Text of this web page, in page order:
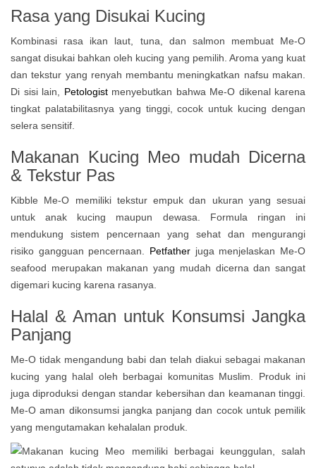
Rasa yang Disukai Kucing
Kombinasi rasa ikan laut, tuna, dan salmon membuat Me-O
sangat disukai bahkan oleh kucing yang pemilih. Aroma yang kuat
dan tekstur yang renyah membantu meningkatkan nafsu makan.
Di sisi lain,
Petologistmenyebutkan bahwa Me-O dikenal karena
tingkat palatabilitasnya yang tinggi, cocok untuk kucing dengan
selera sensitif.
Makanan Kucing Meo mudah Dicerna
& Tekstur Pas
Kibble Me-O memiliki tekstur empuk dan ukuran yang sesuai
untuk anak kucing maupun dewasa. Formula ringan ini
mendukung sistem pencernaan yang sehat dan mengurangi
risiko gangguan pencernaan. Petfather juga menjelaskan Me-O
seafood merupakan makanan yang mudah dicerna dan sangat
digemari kucing karena rasanya.
Halal & Aman untuk Konsumsi Jangka
Panjang
Me-O tidak mengandung babi dan telah diakui sebagai makanan
kucing yang halal oleh berbagai komunitas Muslim. Produk ini
juga diproduksi dengan standar kebersihan dan keamanan tinggi.
Me-O aman dikonsumsi jangka panjang dan cocok untuk pemilik
yang mengutamakan kehalalan produk.